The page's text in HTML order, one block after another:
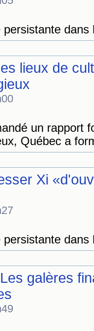
dans
lieux de
un rapport
Québec a
Xi
dans
galères